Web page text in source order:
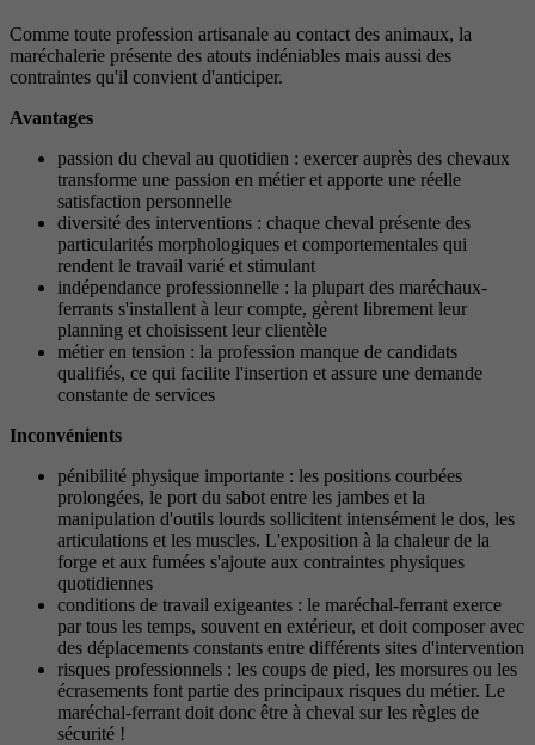
Comme toute profession artisanale au contact des animaux, la
maréchalerie présente des atouts indéniables mais aussi des
contraintes qu'il convient d'anticiper.
Avantages
passion du cheval au quotidien : exercer auprès des chevaux
transforme une passion en métier et apporte une réelle
satisfaction personnelle
diversité des interventions : chaque cheval présente des
particularités morphologiques et comportementales qui
rendent le travail varié et stimulant
indépendance professionnelle : la plupart des maréchaux-
ferrants s'installent à leur compte, gèrent librement leur
planning et choisissent leur clientèle
métier en tension : la profession manque de candidats
qualifiés, ce qui facilite l'insertion et assure une demande
constante de services
Inconvénients
pénibilité physique importante : les positions courbées
prolongées, le port du sabot entre les jambes et la
manipulation d'outils lourds sollicitent intensément le dos, les
articulations et les muscles. L'exposition à la chaleur de la
forge et aux fumées s'ajoute aux contraintes physiques
quotidiennes
conditions de travail exigeantes : le maréchal-ferrant exerce
par tous les temps, souvent en extérieur, et doit composer avec
des déplacements constants entre différents sites d'intervention
risques professionnels : les coups de pied, les morsures ou les
écrasements font partie des principaux risques du métier. Le
maréchal-ferrant doit donc être à cheval sur les règles de
sécurité !